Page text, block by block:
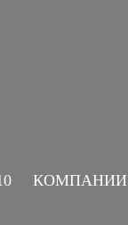
КОМПАНИИ